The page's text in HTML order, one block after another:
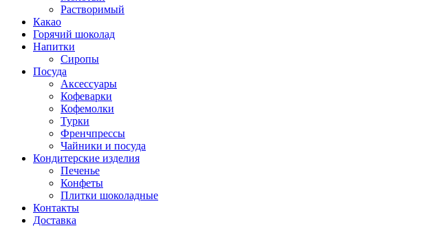
Растворимый
Какао
Горячий шоколад
Напитки
Сиропы
Посуда
Аксессуары
Кофеварки
Кофемолки
Турки
Френчпрессы
Чайники и посуда
Кондитерские изделия
Печенье
Конфеты
Плитки шоколадные
Контакты
Доставка